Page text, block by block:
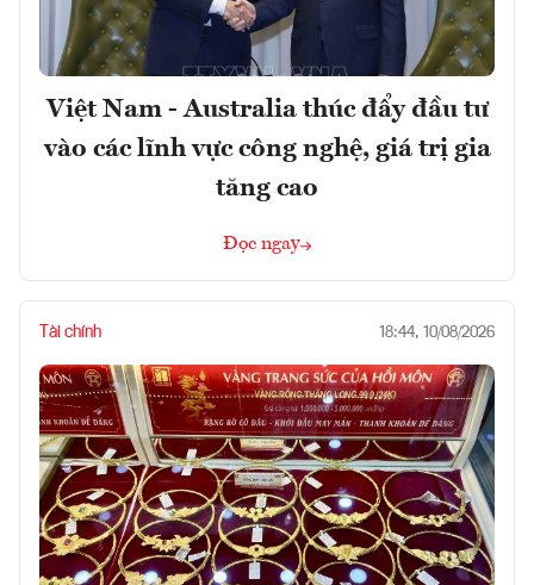
Việt Nam - Australia thúc đẩy đầu tư
vào các lĩnh vực công nghệ, giá trị gia
tăng cao
Đọc ngay
Tài chính 18:44, 10/08/2026